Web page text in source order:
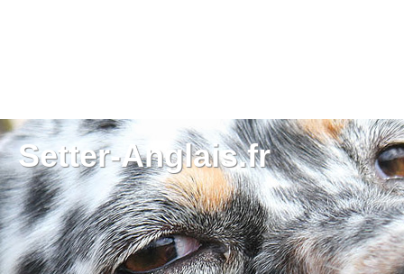
Setter-Anglais.fr